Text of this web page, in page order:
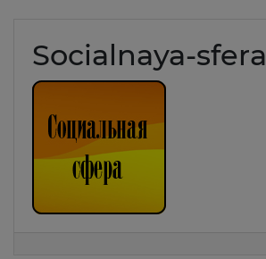
Socialnaya-sfera